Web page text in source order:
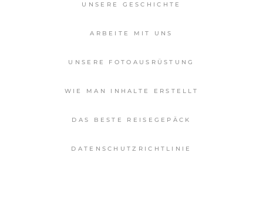
UNSERE GESCHICHTE
ARBEITE MIT UNS
UNSERE FOTOAUSRÜSTUNG
WIE MAN INHALTE ERSTELLT
DAS BESTE REISEGEPÄCK
DATENSCHUTZRICHTLINIE